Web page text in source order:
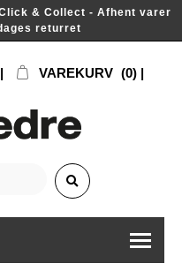
& Collect - Afhent varer
returret
VAREKURV (0)